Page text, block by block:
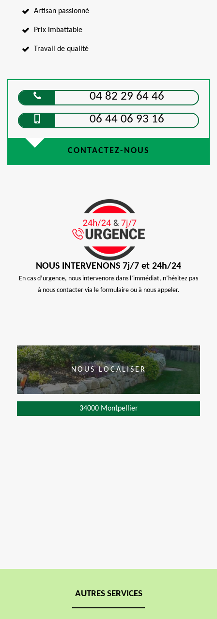
Artisan passionné
Prix imbattable
Travail de qualité
04 82 29 64 46
06 44 06 93 16
CONTACTEZ-NOUS
NOUS INTERVENONS 7j/7 et 24h/24
En cas d’urgence, nous intervenons dans l’immédiat, n’hésitez pas
à nous contacter via le formulaire ou à nous appeler.
NOUS LOCALISER
34000 Montpellier
AUTRES SERVICES